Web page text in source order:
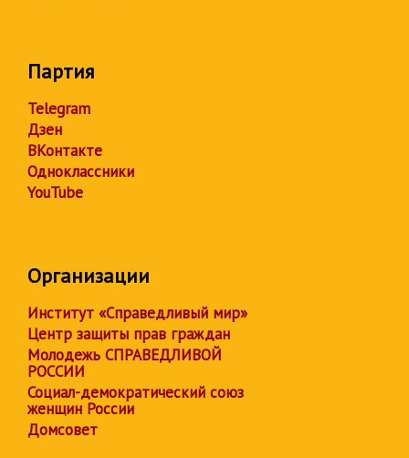
Партия
Telegram
Дзен
ВКонтакте
Одноклассники
YouTube
Организации
Институт «Справедливый мир»
Центр защиты прав граждан
Молодежь СПРАВЕДЛИВОЙ
РОССИИ
Социал-демократический союз
женщин России
Домсовет